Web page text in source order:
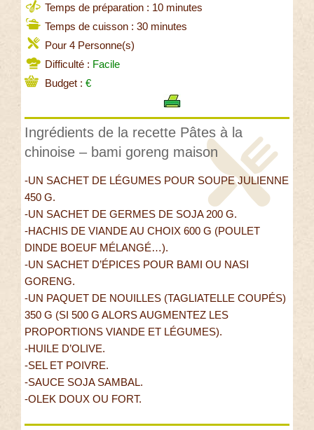
Temps de préparation : 10 minutes
Temps de cuisson : 30 minutes
Pour 4 Personne(s)
Difficulté : Facile
Budget : €
Ingrédients de la recette Pâtes à la
chinoise – bami goreng maison
-UN SACHET DE LÉGUMES POUR SOUPE JULIENNE
450 G.
-UN SACHET DE GERMES DE SOJA 200 G.
-HACHIS DE VIANDE AU CHOIX 600 G (POULET
DINDE BOEUF MÉLANGÉ…).
-UN SACHET D’ÉPICES POUR BAMI OU NASI
GORENG.
-UN PAQUET DE NOUILLES (TAGLIATELLE COUPÉS)
350 G (SI 500 G ALORS AUGMENTEZ LES
PROPORTIONS VIANDE ET LÉGUMES).
-HUILE D’OLIVE.
-SEL ET POIVRE.
-SAUCE SOJA SAMBAL.
-OLEK DOUX OU FORT.